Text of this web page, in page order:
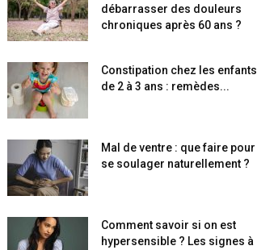
débarrasser des douleurs
chroniques après 60 ans ?
Constipation chez les enfants
de 2 à 3 ans : remèdes...
Mal de ventre : que faire pour
se soulager naturellement ?
Comment savoir si on est
hypersensible ? Les signes à